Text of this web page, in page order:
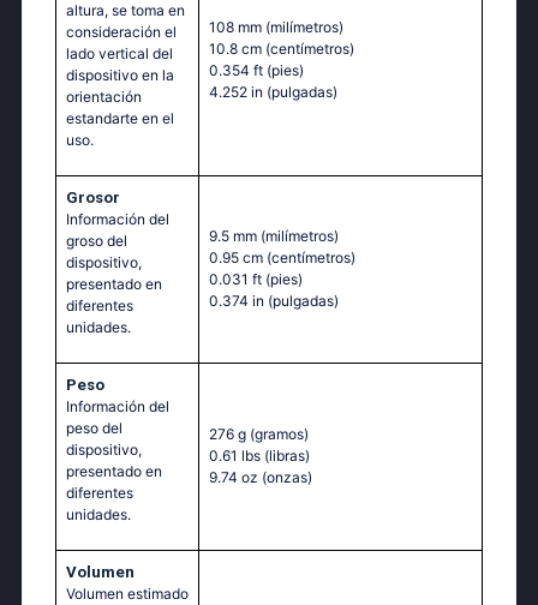
altura, se toma en
consideración el
lado vertical del
dispositivo en la
orientación
estandarte en el
uso.
108 mm (milímetros)
10.8 cm (centímetros)
0.354 ft (pies)
4.252 in (pulgadas)
Grosor
Información del
groso del
dispositivo,
presentado en
diferentes
unidades.
9.5 mm (milímetros)
0.95 cm (centímetros)
0.031 ft (pies)
0.374 in (pulgadas)
Peso
Información del
peso del
dispositivo,
presentado en
diferentes
unidades.
276 g (gramos)
0.61 lbs (libras)
9.74 oz (onzas)
Volumen
Volumen estimado